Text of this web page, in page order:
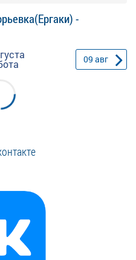
-
09 авг